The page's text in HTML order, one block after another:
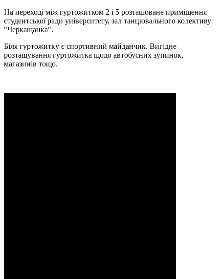
На переході між гуртожитком 2 і 5 розташоване приміщення
студентської ради університету, зал танцювального колективу
"Черкащанка".
Біля гуртожитку є спортивний майданчик. Вигідне
розташування гуртожитка щодо автобусних зупинок,
магазинів тощо.